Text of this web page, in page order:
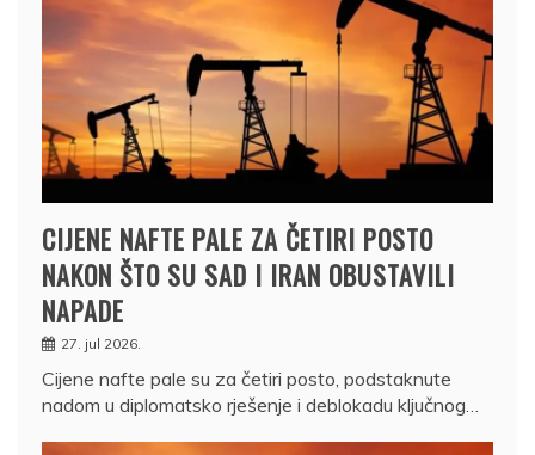
CIJENE NAFTE PALE ZA ČETIRI POSTO
NAKON ŠTO SU SAD I IRAN OBUSTAVILI
NAPADE
27. jul 2026.
Cijene nafte pale su za četiri posto, podstaknute
nadom u diplomatsko rješenje i deblokadu ključnog…